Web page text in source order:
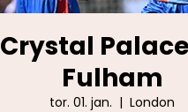
Crystal
Fulham
tor. 01. jan.
  |
London